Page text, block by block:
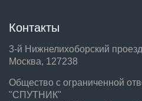
Контакты
3-й Нижнелихоборский
Москва, 127238
Общество с ограниченной
"СПУТНИК"